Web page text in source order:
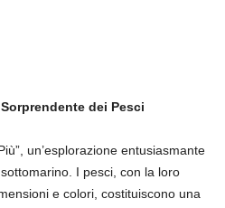
dei Pesci
un’esplorazione entusiasmante
I pesci, con la loro
e colori, costituiscono una